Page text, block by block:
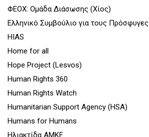
ΦΕΟΧ: Ομάδα Διάσωσης (Χίος)
Ελληνικό Συμβούλιο για τους Πρόσφυγες
HIAS
Home for all
Hope Project (Lesvos)
Human Rights 360
Human Rights Watch
Humanitarian Support Agency (HSA)
Humans for Humans
Ηλιακτίδα ΑΜΚΕ